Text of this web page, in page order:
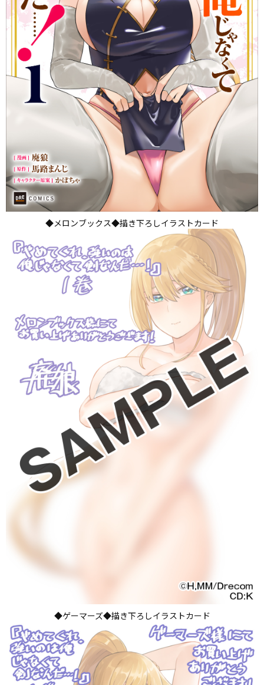
◆メロンブックス◆描き下ろしイラストカード
◆ゲーマーズ◆描き下ろしイラストカード